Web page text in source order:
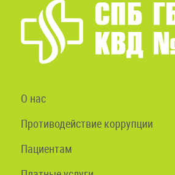
О нас
Противодействие коррупции
Пациентам